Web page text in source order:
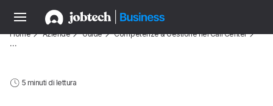
Home Aziende Guide
Competenze & Gestione nei Call Center
…
5 minuti di lettura